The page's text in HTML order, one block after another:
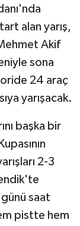
alan yarış,
Akif
sona
24 araç
yarışacak.
başka bir
2-3
saat
pistte hem